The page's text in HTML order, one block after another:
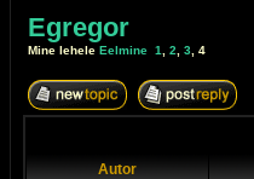
Egregor
Mine lehele Eelmine 1 2 3 4
Autor